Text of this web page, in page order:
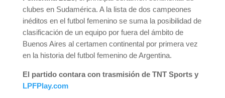
clubes en Sudamérica. A la lista de dos campeones
inéditos en el futbol femenino se suma la posibilidad de
clasificación de un equipo por fuera del ámbito de
Buenos Aires al certamen continental por primera vez
en la historia del futbol femenino de Argentina.
El partido contara con trasmisión de TNT Sports y
LPFPlay.com